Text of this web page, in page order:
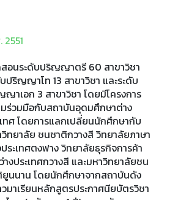
สอนระดับปริญญาตรี 60 สาขาวิชา
ปริญญาโท 13 สาขาวิชา และระดับ
าเอก 3 สาขาวิชา โดยมีโครงการ
มร่วมมือกับสถาบันอุดมศึกษาต่าง
ทศ โดยการแลกเปลี่ยนนักศึกษากับ
ทยาลัย ชนชาติกวางสี วิทยาลัยภาษา
ระเทศตงฟาง วิทยาลัยธุรกิจการค้า
างประเทศกวางสี และมหาวิทยาลัยชน
ยูนนาน โดยนักศึกษาจากสถาบันดัง
มาเรียนหลักสูตรประกาศนียบัตรวิชา